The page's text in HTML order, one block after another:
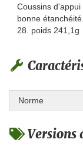
Coussins
bonne
28. poids 241,1g
Norme
Versions